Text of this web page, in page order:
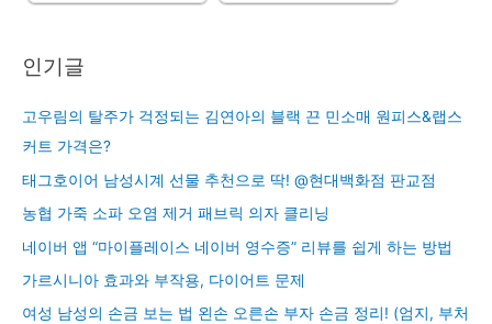
인기글
고우림의 탈주가 걱정되는 김연아의 블랙 끈 민소매 원피스&랩스
커트 가격은?
태그호이어 남성시계 선물 추천으로 딱! @현대백화점 판교점
농협 가죽 소파 오염 제거 패브릭 의자 클리닝
네이버 앱 “마이플레이스 네이버 영수증” 리뷰를 쉽게 하는 방법
가르시니아 효과와 부작용, 다이어트 문제
여성 남성의 손금 보는 법 왼손 오른손 부자 손금 정리! (엄지, 부처